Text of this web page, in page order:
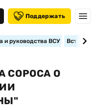
Поддержать
и руководства ВСУ
СОРОСА О